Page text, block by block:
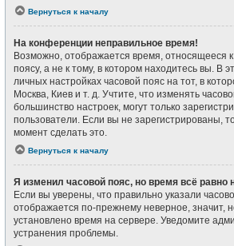
Вернуться к началу
На конференции неправильное время!
Возможно, отображается время, относящееся к
поясу, а не к тому, в котором находитесь вы. В
личных настройках часовой пояс на тот, в
Москва, Киев и т. д. Учтите, что изменять
большинство настроек, могут только
пользователи. Если вы не зарегистрированы,
момент сделать это.
Вернуться к началу
Я изменил часовой пояс, но время всё равно
Если вы уверены, что правильно указали
отображается по-прежнему неверное, значит,
установлено время на сервере. Уведомите
устранения проблемы.